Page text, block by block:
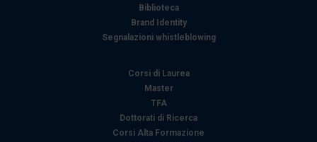
Biblioteca
Brand Identity
Segnalazioni whistleblowing
Corsi di Laurea
Master
TFA
Dottorati di Ricerca
Corsi Alta Formazione